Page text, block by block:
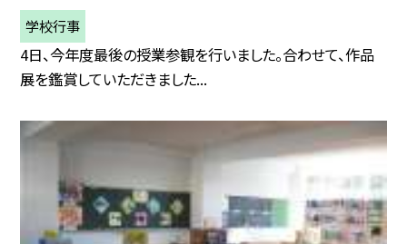
学校行事
4日、今年度最後の授業参観を行いました。合わせて、作品
展を鑑賞していただきました...